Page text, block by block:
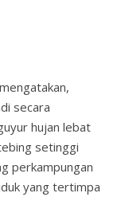
secara
hujan lebat
setinggi
perkampungan
yang tertimpa